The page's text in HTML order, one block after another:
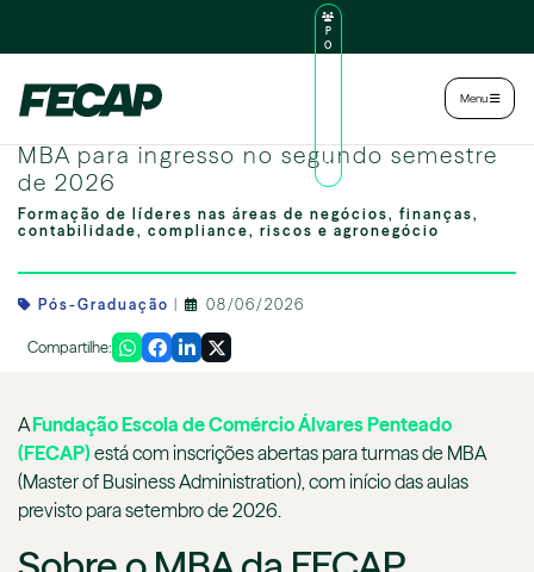
P
O
U
N
Menu
FECAP abre inscrições do programa de
MBA para ingresso no segundo semestre
de 2026
Formação de líderes nas áreas de negócios, finanças,
contabilidade, compliance, riscos e agronegócio
Pós-Graduação 08/06/2026
Compartilhe:
AFundação Escola de Comércio Álvares Penteado
(FECAP)está com inscrições abertas para turmas de MBA
(Master of Business Administration), com início das aulas
previsto para setembro de 2026.